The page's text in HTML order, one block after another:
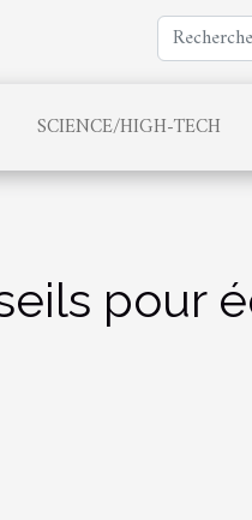
SCIENCE/HIGH-TECH
pour